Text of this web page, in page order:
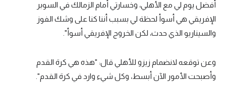
أفضل يوم لي مع الأهلي، وخسارتي أمام الزمالك في السوبر
الإفريقي هي أسوأ لحظة لي بسبب أننا كنا على وشك الفوز
والسيناريو الذي حدث، لكن الخروج الإفريقي أسوأ".
وعن توقعه لانضمام زيزو للأهلي قال: "هذه هي كرة القدم
وأصبحت الأمور الآن أبسط، وكل شيء وارد في كرة القدم".